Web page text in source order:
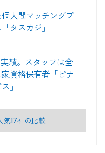
人間マッチングプ
タスカジ」
績。スタッフは全
資格保有者「ピナ
」
気17社の比較